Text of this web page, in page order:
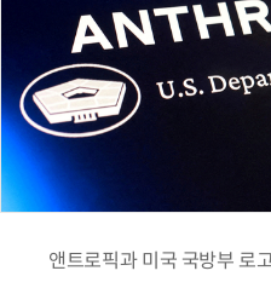
앤트로픽과 미국 국방부 로